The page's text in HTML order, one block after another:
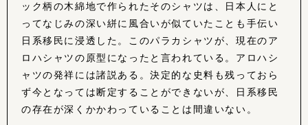
ック柄の木綿地で作られたそのシャツは、日本人にと
ってなじみの深い絣に風合いが似ていたことも手伝い
日系移民に浸透した。このパラカシャツが、現在のア
ロハシャツの原型になったと言われている。アロハシ
ャツの発祥には諸説ある。決定的な史料も残っておら
ず今となっては断定することができないが、日系移民
の存在が深くかかわっていることは間違いない。